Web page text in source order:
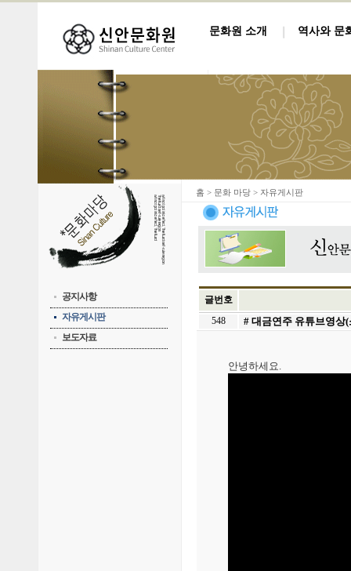
문화원 소개 역사와 문
공지사항
자유게시판
보도자료
홈 > 문화 마당 > 자유게시판
글번호
548
# 대금연주 유튜브영상
안녕하세요.